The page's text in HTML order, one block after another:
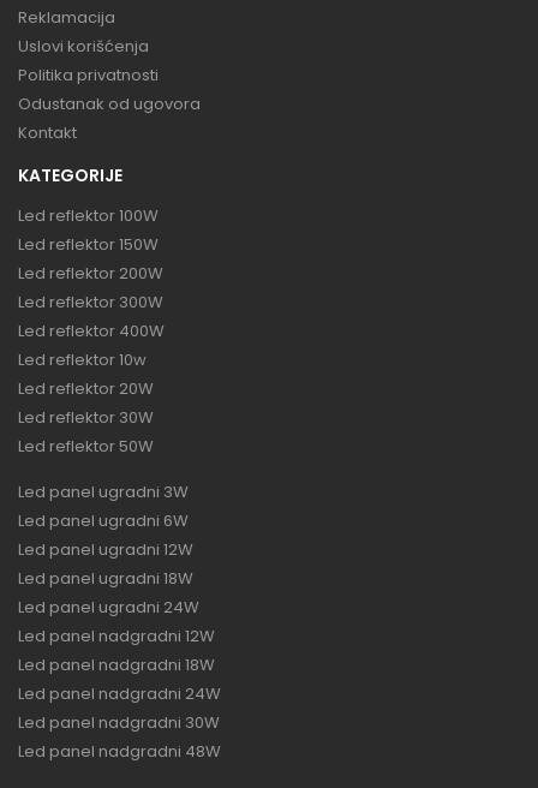
Reklamacija
Uslovi korišćenja
Politika privatnosti
Odustanak od ugovora
Kontakt
KATEGORIJE
Led reflektor 100W
Led reflektor 150W
Led reflektor 200W
Led reflektor 300W
Led reflektor 400W
Led reflektor 10w
Led reflektor 20W
Led reflektor 30W
Led reflektor 50W
Led panel ugradni 3W
Led panel ugradni 6W
Led panel ugradni 12W
Led panel ugradni 18W
Led panel ugradni 24W
Led panel nadgradni 12W
Led panel nadgradni 18W
Led panel nadgradni 24W
Led panel nadgradni 30W
Led panel nadgradni 48W